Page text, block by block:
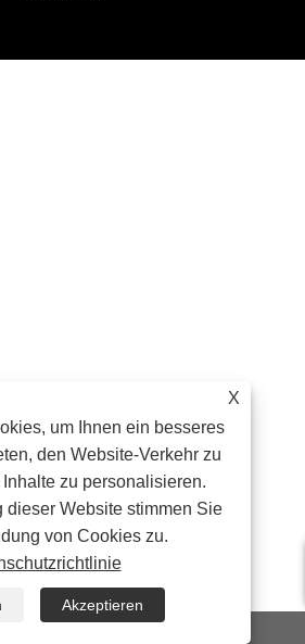
X
um Ihnen ein besseres
den Website-Verkehr zu
zu personalisieren.
dieser Website stimmen Sie
von Cookies zu.
Akzeptieren